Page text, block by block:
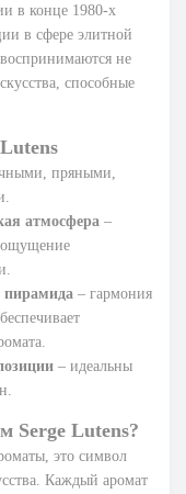
в конце 1980-х
в сфере элитной
не
способные
пряными,
атмосфера –
ощущение
пирамида – гармония
– идеальны
Serge Lutens?
это символ
Каждый аромат